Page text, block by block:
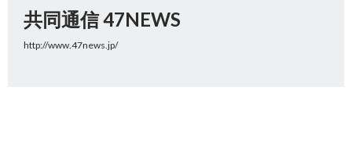
共同通信 47NEWS
http://www.47news.jp/